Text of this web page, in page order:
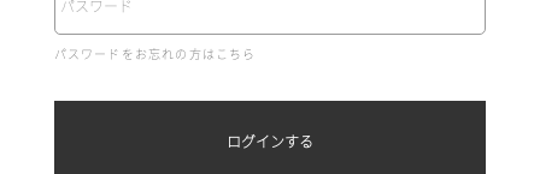
パスワードをお忘れの方はこちら